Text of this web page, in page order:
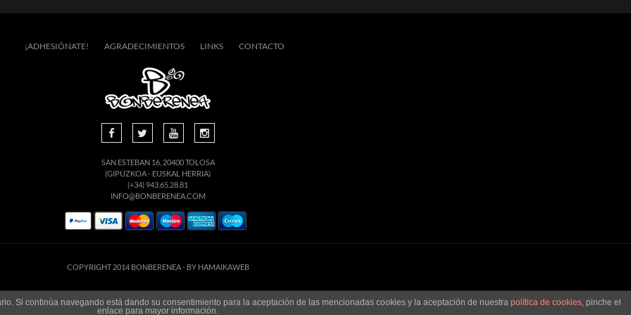
¡ADHESIÓNATE! AGRADECIMIENTOS LINKS CONTACTO
SAN ESTEBAN 16, 20400 TOLOSA
(GIPUZKOA - EUSKAL HERRIA)
(+34) 943.65.28.81
INFO@BONBERENEA.COM
COPYRIGHT 2014 BONBERENEA - BY HAMAIKAWEB
Si continúa navegando está dando su consentimiento para la aceptación de las mencionadas cookies y la aceptación de nuestra política de cookies, pinche el
enlace para mayor información.